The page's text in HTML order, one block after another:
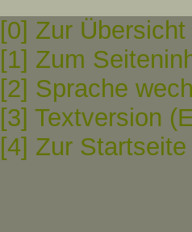
[0] Zur
[1] Zum
[2] Sprache
[3] Textversion
[4] Zur